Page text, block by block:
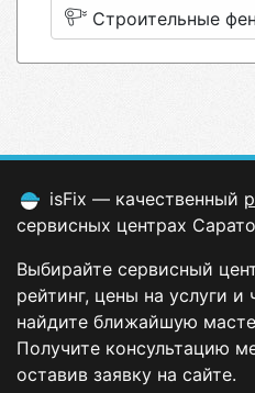
Строительные
isFix — качественный
сервисных центрах
Выбирайте сервисный
рейтинг, цены на услуги и
найдите ближайшую
Получите консультацию
оставив заявку на сайте.